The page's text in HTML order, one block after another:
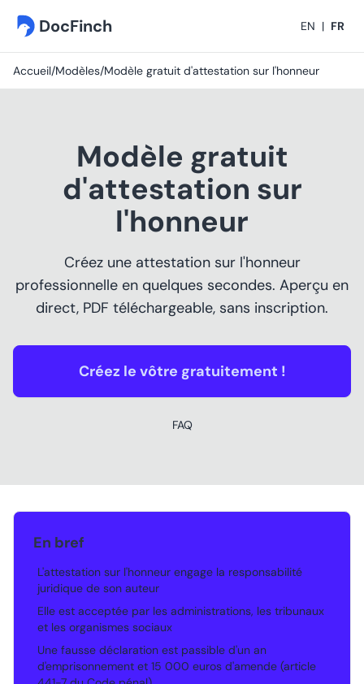
DocFinch EN | FR
Accueil/Modèles/Modèle gratuit d'attestation sur l'honneur
Modèle gratuit
d'attestation sur
l'honneur
Créez une attestation sur l'honneur
professionnelle en quelques secondes. Aperçu en
direct, PDF téléchargeable, sans inscription.
Créez le vôtre gratuitement !
FAQ
En bref
L'attestation sur l'honneur engage la responsabilité
juridique de son auteur
Elle est acceptée par les administrations, les tribunaux
et les organismes sociaux
Une fausse déclaration est passible d'un an
d'emprisonnement et 15 000 euros d'amende (article